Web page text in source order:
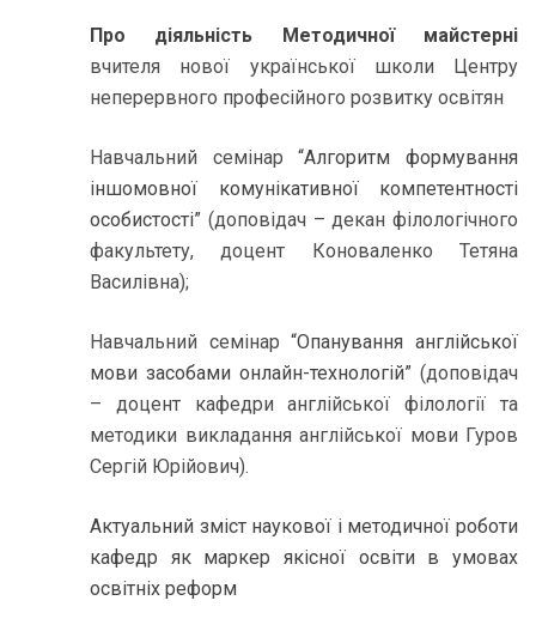
Про діяльність Методичної майстерні
вчителя нової української школи Центру
неперервного професійного розвитку освітян
Навчальний семінар“Алгоритм формування
іншомовної комунікативної компетентності
особистості” (доповідач – декан філологічного
факультету, доцент Коноваленко Тетяна
Василівна);
Навчальний семінар“Опанування англійської
мови засобами онлайн-технологій” (доповідач
– доцент кафедри англійської філології та
методики викладання англійської мови Гуров
Сергій Юрійович).
Актуальний зміст наукової і методичної роботи
кафедр як маркер якісної освіти в умовах
освітніх реформ